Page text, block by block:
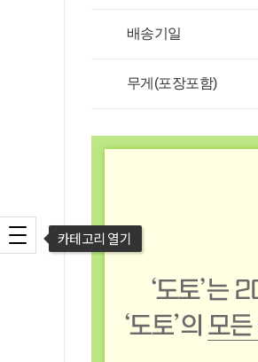
카테고리 열기
배송기일
무게(포장포함)